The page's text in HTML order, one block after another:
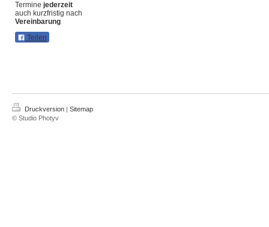
Termine jederzeit
auch kurzfristig nach
Vereinbarung
Teilen
Druckversion | Sitemap
© Studio Photyv